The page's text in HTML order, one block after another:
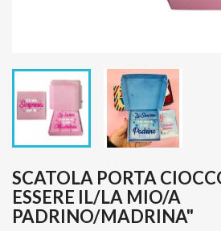
SCATOLA PORTA
ESSERE IL/LA MIO/A
PADRINO/MADRINA"